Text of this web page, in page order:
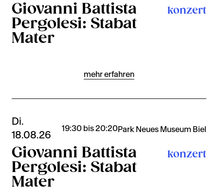
Giovanni Battista
Pergolesi: Stabat
Mater
konzert
mehr erfahren
Di.
18.08.26
19:30 bis 20:20Park Neues Museum Biel
Giovanni Battista
Pergolesi: Stabat
Mater
konzert